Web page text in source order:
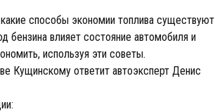
способы экономии топлива существуют
бензина влияет состояние автомобиля и
используя эти советы.
Кущинскому ответит автоэксперт Денис